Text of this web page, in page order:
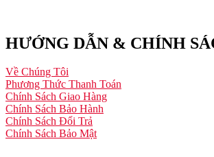
HƯỚNG DẪN & CHÍNH
Về Chúng Tôi
Phương Thức Thanh Toán
Chính Sách Giao Hàng
Chính Sách Bảo Hành
Chính Sách Đổi Trả
Chính Sách Bảo Mật